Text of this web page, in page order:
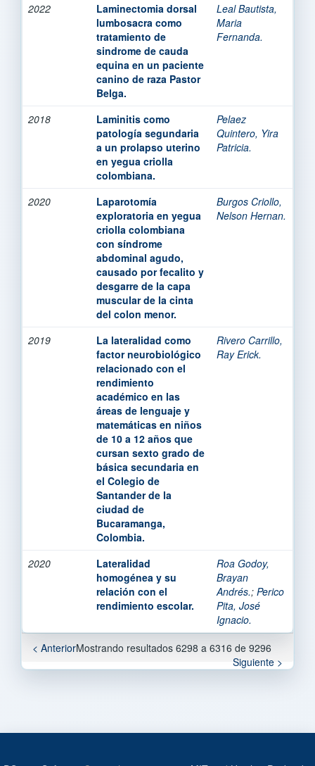
2022
Laminectomia dorsal
lumbosacra como
tratamiento de
sindrome de cauda
equina en un paciente
canino de raza Pastor
Belga.
Leal Bautista,
Maria
Fernanda.
2018
Laminitis como
patología segundaria
a un prolapso uterino
en yegua criolla
colombiana.
Pelaez
Quintero, Yira
Patricia.
2020
Laparotomía
exploratoria en yegua
criolla colombiana
con síndrome
abdominal agudo,
causado por fecalito y
desgarre de la capa
muscular de la cinta
del colon menor.
Burgos Criollo,
Nelson Hernan.
2019
La lateralidad como
factor neurobiológico
relacionado con el
rendimiento
académico en las
áreas de lenguaje y
matemáticas en niños
de 10 a 12 años que
cursan sexto grado de
básica secundaria en
el Colegio de
Santander de la
ciudad de
Bucaramanga,
Colombia.
Rivero Carrillo,
Ray Erick.
2020
Lateralidad
homogénea y su
relación con el
rendimiento escolar.
Roa Godoy,
Brayan
Andrés.; Perico
Pita, José
Ignacio.
Mostrando resultados 6298 a 6316 de 9296
< Anterior
Siguiente >